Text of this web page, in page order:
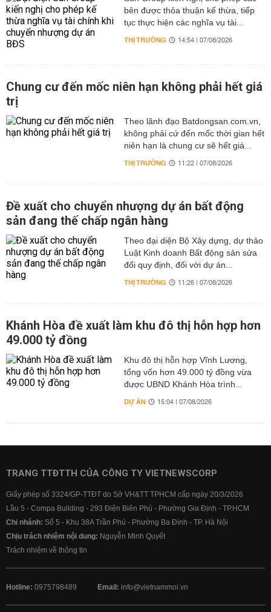
bên được thỏa thuận kế thừa, tiếp
tục thực hiện các nghĩa vụ tài...
THỊ TRƯỜNG 14:54 | 07/08/2026
Chung cư đến mốc niên hạn không phải hết giá
trị
Theo lãnh đạo Batdongsan.com.vn,
không phải cứ đến mốc thời gian hết
niên hạn là chung cư sẽ hết giá...
THỊ TRƯỜNG 11:22 | 07/08/2026
Đề xuất cho chuyển nhượng dự án bất động
sản đang thế chấp ngân hàng
Theo đại diện Bộ Xây dựng, dự thảo
Luật Kinh doanh Bất động sản sửa
đổi quy định, đối với dự án...
THỊ TRƯỜNG 11:26 | 07/08/2026
Khánh Hòa đề xuất làm khu đô thị hỗn hợp hơn
49.000 tỷ đồng
Khu đô thị hỗn hợp Vĩnh Lương,
tổng vốn hơn 49.000 tỷ đồng vừa
được UBND Khánh Hòa trình...
DỰ ÁN 15:04 | 07/08/2026
TRANG TTĐTTH CỦA CÔNG TY VIETNEWSCORP
Giấy phép số 3324/GP-TTĐT do Sở VH&TT TPHCM cấp ngày 20/3/2026
Lầu 5 - Compa Building - 293 Điện Biên Phủ - Phường Gia Định - TP.HCM
Chi nhánh: Số 5 - Khu 38A Trần Phú - Phường Ba Đình - TP. Hà Nội
Chịu trách nhiệm nội dung: Nguyễn Minh Quyết
Trách nhiệm về thông tin
Hotline: 0975798489 Email: info@vietnammoi.vn